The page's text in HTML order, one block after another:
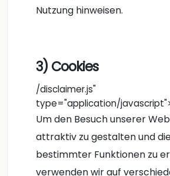
Nutzung hinweisen.
3) Cookies
/disclaimer.js"
type="application/
Um den Besuch unserer
attraktiv zu gestalten und
bestimmter Funktionen zu
verwenden wir auf